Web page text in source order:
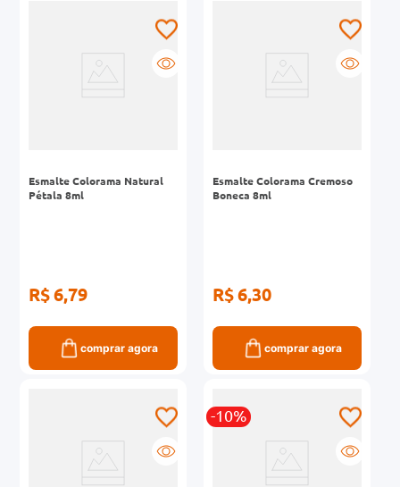
Esmalte Colorama Natural
Pétala 8ml
R$ 6,79
comprar agora
Esmalte Colorama Cremoso
Boneca 8ml
R$ 6,30
comprar agora
-10%